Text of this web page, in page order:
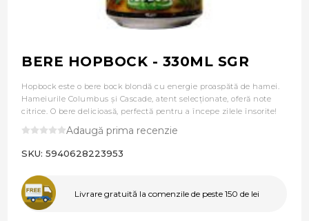
BERE HOPBOCK - 330ML SGR
Hopbock este o bere bock blondă cu energie proaspătă de hamei.
Hameiurile Columbus și Cascade, atent selecționate, oferă note
citrice. O bere delicioasă, perfectă pentru a începe zilele însorite!
Adaugă prima recenzie
SKU: 5940628223953
Livrare gratuită la comenzile de peste 150 de lei